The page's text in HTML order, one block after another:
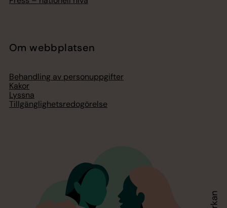
Om webbplatsen
Behandling av personuppgifter
Kakor
Lyssna
Tillgänglighetsredogörelse